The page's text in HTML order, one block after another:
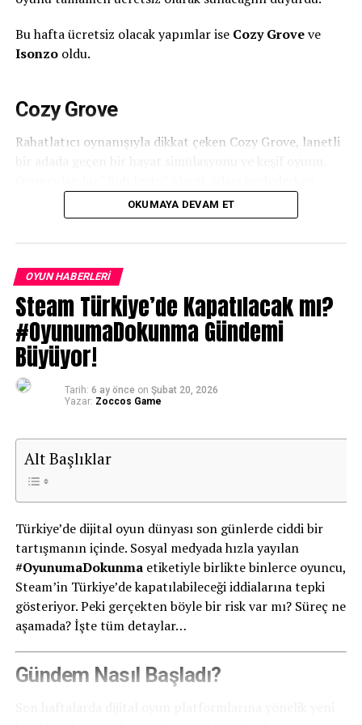
Büyük finalin kazananı AchTunq olurken, gösterdikleri
performansla tüm sezonun en iyisi olduklarını
kanıtladılar. Turnuva boyunca mücadele eden tüm
takımlar ise espor sahnesine kattıkları rekabet ve
Bu hafta ücretsiz olacak yapımlar ise Cozy Groveve
Isonzooldu.
Cozy Grove
Rahatlatıcı oynanışıyla dikkat çeken Cozy Grove, lanetli
hayalet karakterlere yardım ediyor, kaynak toplayıp
eşyalar üreterek adayı eski haline getirmeye çalışıyor.
Günlük görevler ve sakin atmosferiyle özellikle casual
Isonzo
Haftanın ikinci ücretsiz oyunu olan Isonzo ise tamamen
farklı bir deneyim sunuyor. Birinci Dünya Savaşı’nın
İtalya cephesinde geçen bu taktiksel FPS oyunu,
gerçekçi savaş mekanikleri ve çok oyunculu
çatışmalarıyla öne çıkıyor. Tarihi savaş atmosferini
seven oyuncular için oldukça dikkat çekici bir yapım
olarak gösteriliyor.
19 Mart’a Kadar Ücretsiz
OKUMAYA DEVAM ET
OYUN HABERLERI
Steam Türkiye’de Kapatılacak mı?
#OyunumaDokunma Gündemi
Büyüyor!
Tarih: 6 ay önce on Şubat 20, 2026
Yazar: Zoccos Game
Alt Başlıklar
Türkiye’de dijital oyun dünyası son günlerde ciddi bir
tartışmanın içinde. Sosyal medyada hızla yayılan
#OyunumaDokunmaetiketiyle birlikte binlerce oyuncu,
Steam’in Türkiye’de kapatılabileceği iddialarına tepki
gösteriyor. Peki gerçekten böyle bir risk var mı? Süreç ne
aşamada? İşte tüm detaylar…
Gündem Nasıl Başladı?